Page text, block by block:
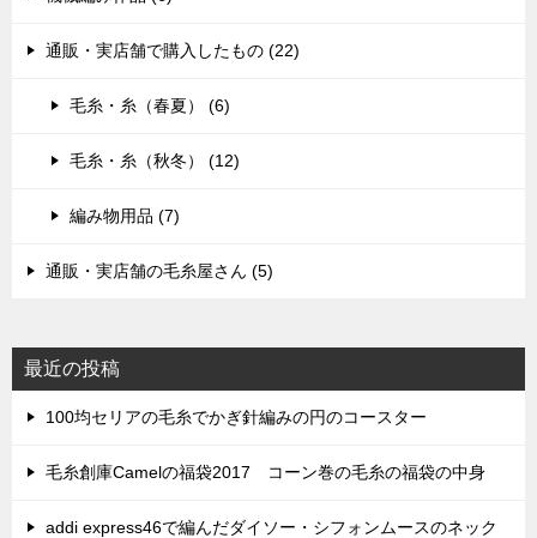
通販・実店舗で購入したもの (22)
毛糸・糸（春夏） (6)
毛糸・糸（秋冬） (12)
編み物用品 (7)
通販・実店舗の毛糸屋さん (5)
最近の投稿
100均セリアの毛糸でかぎ針編みの円のコースター
毛糸創庫Camelの福袋2017 コーン巻の毛糸の福袋の中身
addi express46で編んだダイソー・シフォンムースのネック